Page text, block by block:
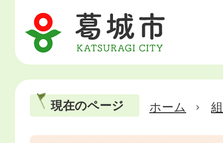
現在のページ ホーム